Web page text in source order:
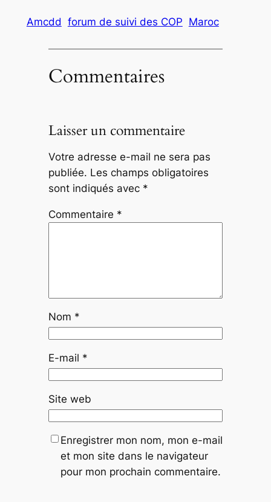
Amcdd forum de suivi des COP Maroc
Commentaires
Laisser un commentaire
Votre adresse e-mail ne sera pas
publiée. Les champs obligatoires
sont indiqués avec *
Commentaire *
Nom *
E-mail *
Site web
Enregistrer mon nom, mon e-mail
et mon site dans le navigateur
pour mon prochain commentaire.